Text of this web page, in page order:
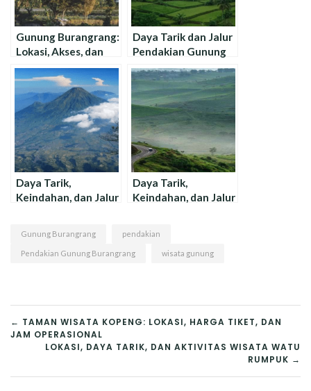
Gunung Burangrang:
Lokasi, Akses, dan
Jalur Pendakian !
Daya Tarik dan Jalur
Pendakian Gunung
Pulosari
Daya Tarik,
Keindahan, dan Jalur
Daya Tarik,
Keindahan, dan Jalur
Gunung Burangrang pendakian
Pendakian Gunung Burangrang wisata gunung
NAVIGASI
POS
← TAMAN WISATA KOPENG: LOKASI, HARGA TIKET, DAN
JAM OPERASIONAL
LOKASI, DAYA TARIK, DAN AKTIVITAS WISATA WATU
RUMPUK →